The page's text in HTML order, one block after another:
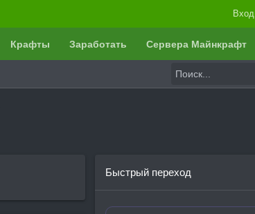
Вход
Крафты Заработать Сервера Майнкрафт
Быстрый переход